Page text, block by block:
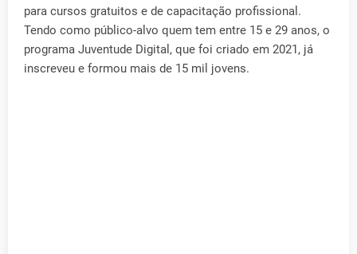
para cursos gratuitos e de capacitação profissional.
Tendo como público-alvo quem tem entre 15 e 29 anos, o
programa Juventude Digital, que foi criado em 2021, já
inscreveu e formou mais de 15 mil jovens.